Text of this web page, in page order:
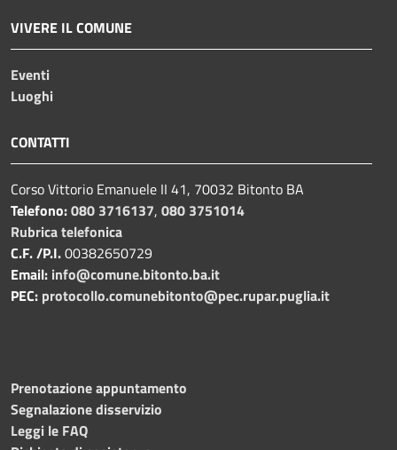
VIVERE IL COMUNE
Eventi
Luoghi
CONTATTI
Corso Vittorio Emanuele II 41, 70032 Bitonto BA
Telefono:080 3716137, 080 3751014
Rubrica telefonica
C.F. /P.I.00382650729
Email: info@comune.bitonto.ba.it
PEC: protocollo.comunebitonto@pec.rupar.puglia.it
Prenotazione appuntamento
Segnalazione disservizio
Leggi le FAQ